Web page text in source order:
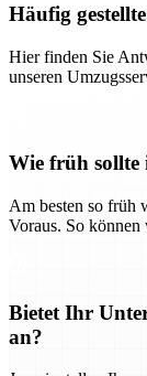
Häufig
Hier finden Sie
unseren
Wie früh sollte
Am besten so früh
Voraus. So
Bietet Ihr
an?